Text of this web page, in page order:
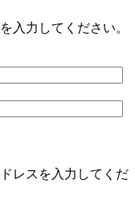
入力してください。
レスを入力してくだ